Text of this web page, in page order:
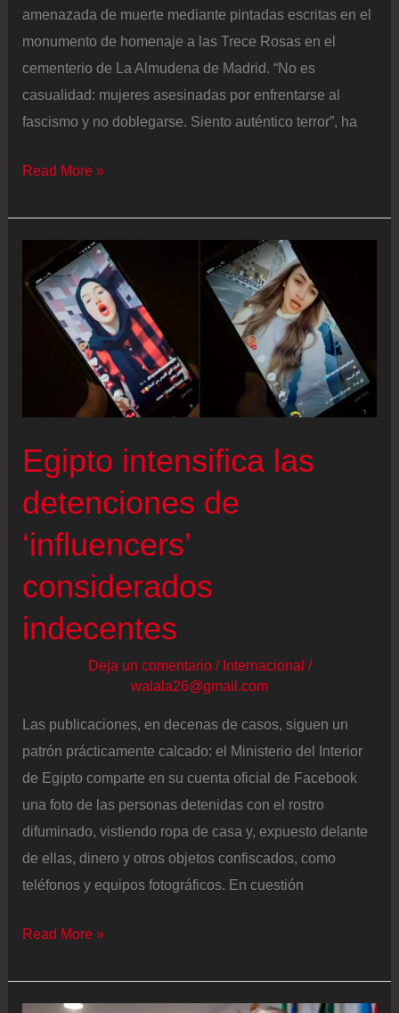
amenazada de muerte mediante pintadas escritas en el
monumento de homenaje a las Trece Rosas en el
cementerio de La Almudena de Madrid. “No es
casualidad: mujeres asesinadas por enfrentarse al
fascismo y no doblegarse. Siento auténtico terror”, ha
La
Sarah
Santaolalla
denuncia
amenazas
el
muro
de
homenaje
las
Trece
Read More »
Egipto intensifica las
detenciones de
‘influencers’
considerados
indecentes
Deja un comentario / Internacional /
walala26@gmail.com
Las publicaciones, en decenas de casos, siguen un
patrón prácticamente calcado: el Ministerio del Interior
de Egipto comparte en su cuenta oficial de Facebook
una foto de las personas detenidas con el rostro
difuminado, vistiendo ropa de casa y, expuesto delante
de ellas, dinero y otros objetos confiscados, como
teléfonos y equipos fotográficos. En cuestión
Egipto
las
Read More »